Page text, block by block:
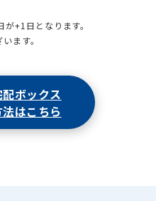
+1日となります。
ます。
ボックス
はこちら